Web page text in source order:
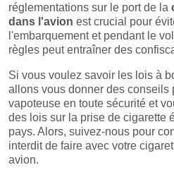
réglementations sur le port de la
dans l'avion est crucial pour
l'embarquement et pendant le
règles peut entraîner des
Si vous voulez savoir les lois à
allons vous donner des conseils
vapoteuse en toute sécurité et
des lois sur la prise de cigarette
pays. Alors, suivez-nous pour
interdit de faire avec votre
avion.